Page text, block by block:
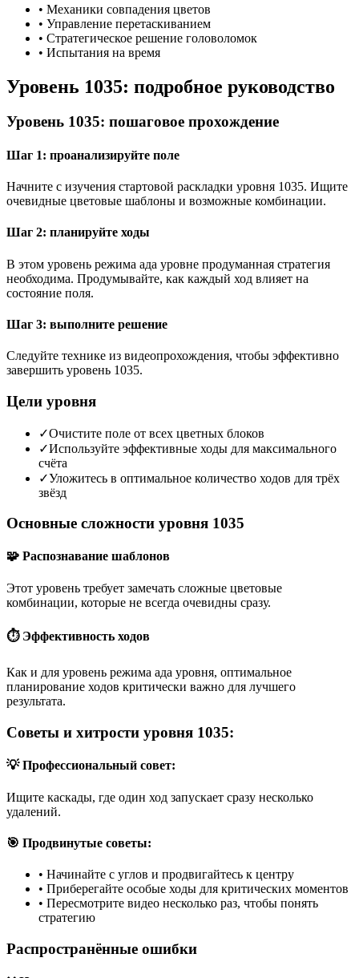
• Механики совпадения цветов
• Управление перетаскиванием
• Стратегическое решение головоломок
• Испытания на время
Уровень 1035: подробное руководство
Уровень 1035: пошаговое прохождение
Шаг 1: проанализируйте поле
Начните с изучения стартовой раскладки уровня 1035. Ищите
очевидные цветовые шаблоны и возможные комбинации.
Шаг 2: планируйте ходы
В этом уровень режима ада уровне продуманная стратегия
необходима. Продумывайте, как каждый ход влияет на
состояние поля.
Шаг 3: выполните решение
Следуйте технике из видеопрохождения, чтобы эффективно
завершить уровень 1035.
Цели уровня
✓Очистите поле от всех цветных блоков
✓Используйте эффективные ходы для максимального
счёта
✓Уложитесь в оптимальное количество ходов для трёх
звёзд
Основные сложности уровня 1035
🧩 Распознавание шаблонов
Этот уровень требует замечать сложные цветовые
комбинации, которые не всегда очевидны сразу.
⏱️ Эффективность ходов
Как и для уровень режима ада уровня, оптимальное
планирование ходов критически важно для лучшего
результата.
Советы и хитрости уровня 1035:
💡 Профессиональный совет:
Ищите каскады, где один ход запускает сразу несколько
удалений.
🎯 Продвинутые советы:
• Начинайте с углов и продвигайтесь к центру
• Приберегайте особые ходы для критических моментов
• Пересмотрите видео несколько раз, чтобы понять
стратегию
Распространённые ошибки